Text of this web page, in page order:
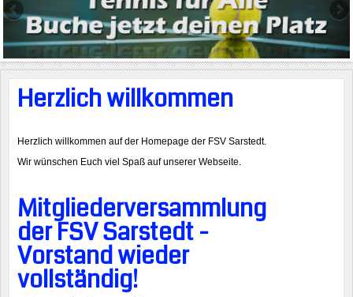
Herzlich willkommen
Herzlich willkommen auf der Homepage der FSV Sarstedt.
Wir wünschen Euch viel Spaß auf unserer Webseite.
Mitgliederversammlung
der FSV Sarstedt -
Vorstand wieder
vollständig!